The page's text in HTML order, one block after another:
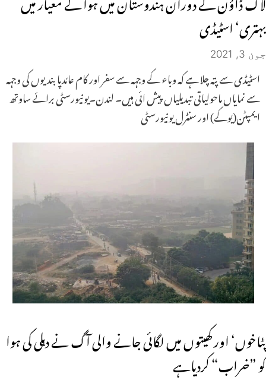
بہتری‘ اسٹیڈی
جون 3, 2021
اسٹیڈی سے پتہ چلا ہے کہ وباء کے وجہہ سے سفر اور کام عائدپابندیوں کی وجہہ
سے نمایاں ماحولیاتی تبدیلیاں پیش ائی ہیں۔ لندن۔یونیورسٹی برائے ساوتھ
ایمپٹن(یوکے) اور سنٹرل یونیورسٹی
پٹاخوں‘ اور کھیتوں میں لگائی جانے والی آگ نے دہلی کی ہوا
کو ”خراب“ کردیاہے